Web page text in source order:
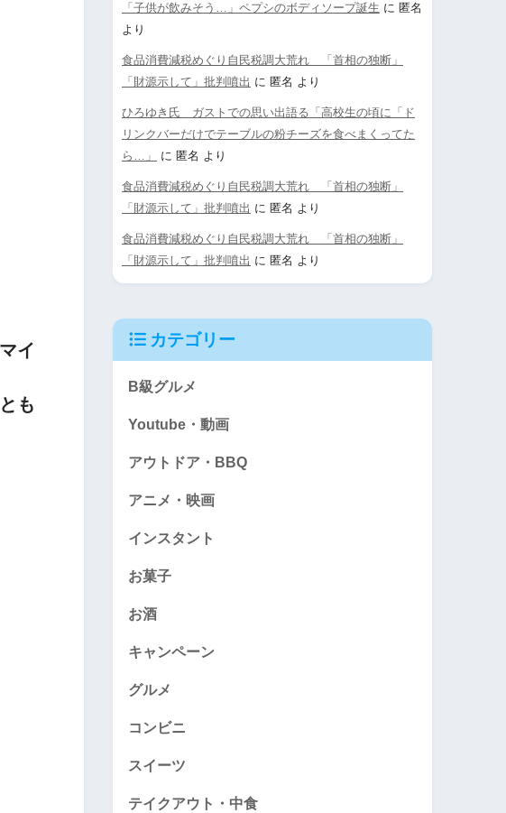
イ
も
「子供が飲みそう…」ペプシのボディソープ誕生 に 匿名
より
食品消費減税めぐり自民税調大荒れ 「首相の独断」
「財源示して」批判噴出 に 匿名 より
ひろゆき氏 ガストでの思い出語る「高校生の頃に「ド
リンクバーだけでテーブルの粉チーズを食べまくってた
ら…」
に 匿名 より
食品消費減税めぐり自民税調大荒れ 「首相の独断」
「財源示して」批判噴出 に 匿名 より
食品消費減税めぐり自民税調大荒れ 「首相の独断」
「財源示して」批判噴出 に 匿名 より
カテゴリー
B級グルメ
Youtube・動画
アウトドア・BBQ
アニメ・映画
インスタント
お菓子
お酒
キャンペーン
グルメ
コンビニ
スイーツ
テイクアウト・中食